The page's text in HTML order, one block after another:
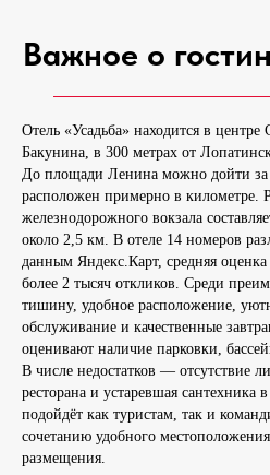
Важное о
Отель «Усадьба» находится в
Бакунина, в 300 метрах от
До площади Ленина можно дойти за
расположен примерно в километре.
железнодорожного вокзала
около 2,5 км. В отеле 14 номеров
данным Яндекс.Карт, средняя
более 2 тысяч откликов. Среди
тишину, удобное расположение,
обслуживание и качественные
оценивают наличие парковки,
В числе недостатков — отсутствие
ресторана и устаревшая сантехника
подойдёт как туристам, так и
сочетанию удобного
размещения.